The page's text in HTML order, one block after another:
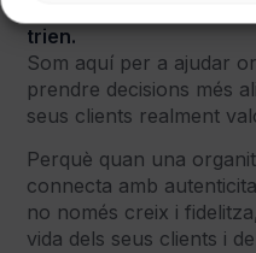
trien.
Som aquí per a ajudar
prendre decisions més
seus clients realment
Perquè quan una
connecta amb
no només creix i
vida dels seus clients i